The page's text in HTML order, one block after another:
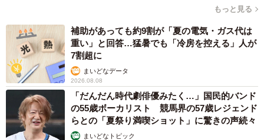
もっと見る
補助があっても約9割が「夏の電気・ガス代は
重い」と回答…猛暑でも「冷房を控える」人が
7割超に
まいどなデータ
2026.08.08
「だんだん時代劇俳優みたく…」国民的バンド
の55歳ボーカリスト 競馬界の57歳レジェンド
らとの「夏祭り満喫ショット」に驚きの声続々
まいどなトピック